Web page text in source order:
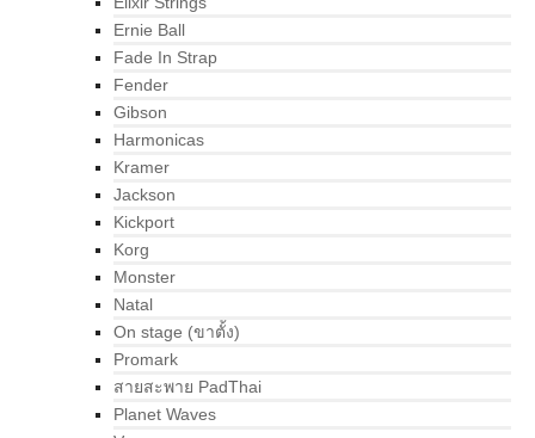
Ernie Ball
Fade In Strap
Fender
Gibson
Harmonicas
Kramer
Jackson
Kickport
Korg
Monster
Natal
On stage (ขาตั้ง)
Promark
สายสะพาย PadThai
Planet Waves